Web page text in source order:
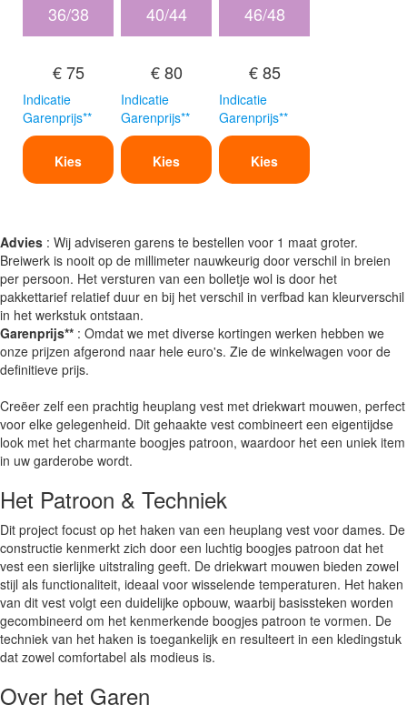
36/38
€ 75
Indicatie
Garenprijs**
Kies
40/44
€ 80
Indicatie
Garenprijs**
Kies
46/48
€ 85
Indicatie
Garenprijs**
Kies
Advies : Wij adviseren garens te bestellen voor 1 maat groter.
Breiwerk is nooit op de millimeter nauwkeurig door verschil in breien
per persoon. Het versturen van een bolletje wol is door het
pakkettarief relatief duur en bij het verschil in verfbad kan kleurverschil
in het werkstuk ontstaan.
Garenprijs** : Omdat we met diverse kortingen werken hebben we
onze prijzen afgerond naar hele euro's. Zie de winkelwagen voor de
definitieve prijs.
Creëer zelf een prachtig heuplang vest met driekwart mouwen, perfect
voor elke gelegenheid. Dit gehaakte vest combineert een eigentijdse
look met het charmante boogjes patroon, waardoor het een uniek item
in uw garderobe wordt.
Het Patroon & Techniek
Dit project focust op het haken van een heuplang vest voor dames. De
constructie kenmerkt zich door een luchtig boogjes patroon dat het
vest een sierlijke uitstraling geeft. De driekwart mouwen bieden zowel
stijl als functionaliteit, ideaal voor wisselende temperaturen. Het haken
van dit vest volgt een duidelijke opbouw, waarbij basissteken worden
gecombineerd om het kenmerkende boogjes patroon te vormen. De
techniek van het haken is toegankelijk en resulteert in een kledingstuk
dat zowel comfortabel als modieus is.
Over het Garen